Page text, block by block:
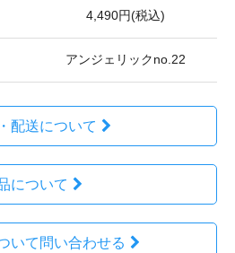
4,490円(税込)
アンジェリックno.22
配送について
について
いて問い合わせる